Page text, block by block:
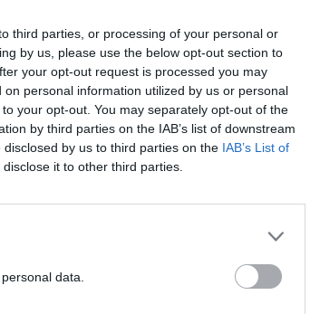
third parties, or processing of your personal or
by us, please use the below opt-out section to
your opt-out request is processed you may
personal information utilized by us or personal
your opt-out. You may separately opt-out of the
by third parties on the IAB’s list of downstream
by us to third parties on the IAB’s List of
it to other third parties.
data.